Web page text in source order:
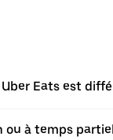
Eats est
à temps